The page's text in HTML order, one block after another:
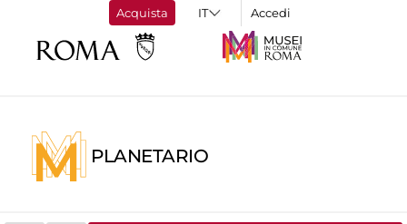
Acquista Accedi
PLANETARIO